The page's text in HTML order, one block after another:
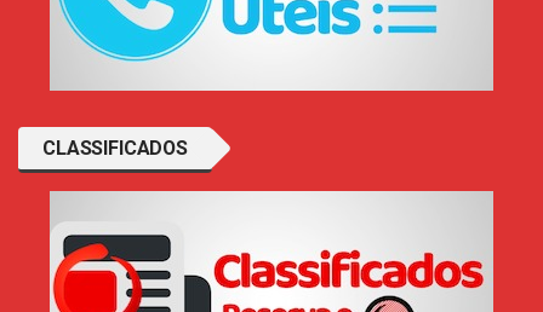
CLASSIFICADOS